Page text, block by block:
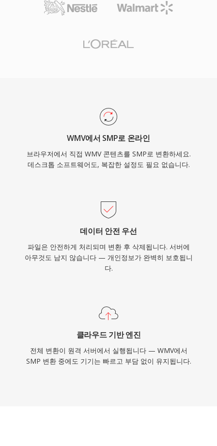
WMV에서 SMP로 온라인
브라우저에서 직접 WMV 콘텐츠를 SMP로 변환하세요.
데스크톱 소프트웨어도, 복잡한 설정도 필요 없습니다.
데이터 안전 우선
파일은 안전하게 처리되며 변환 후 삭제됩니다. 서버에
아무것도 남지 않습니다 — 개인정보가 완벽히 보호됩니
다.
클라우드 기반 엔진
전체 변환이 원격 서버에서 실행됩니다 — WMV에서
SMP 변환 중에도 기기는 빠르고 부담 없이 유지됩니다.